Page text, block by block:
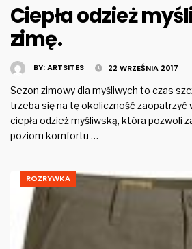
Ciepła odzież
zimę.
BY:ARTSITES 22 WRZEŚNIA 2017
Sezon zimowy dla myśliwych to czas
trzeba się na tę okoliczność zaopatrzyć
ciepła odzież myśliwską, która pozwoli
poziom komfortu …
ROZRYWKA